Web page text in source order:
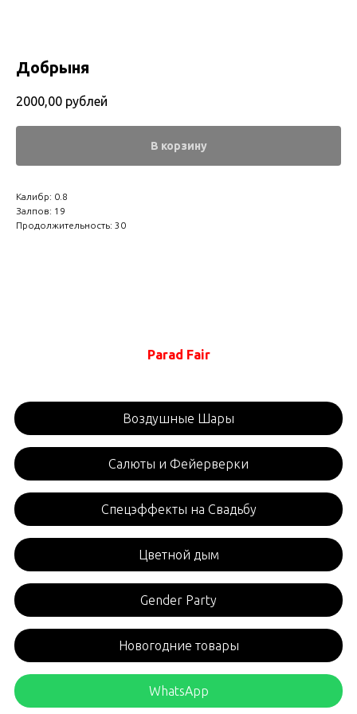
Добрыня
2000,00 рублей
В корзину
Калибр: 0.8
Залпов: 19
Продолжительность: 30
Parad Fair
Воздушные Шары
Салюты и Фейерверки
Спецэффекты на Свадьбу
Цветной дым
Gender Party
Новогодние товары
WhatsApp